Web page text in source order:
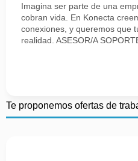
Imagina ser parte de una
cobran vida. En Konecta
conexiones, y queremos que
realidad. ASESOR/A
Te proponemos ofertas de